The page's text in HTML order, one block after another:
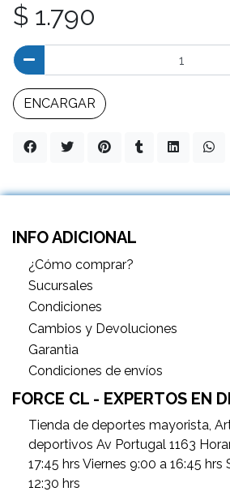
$ 1.790
ENCARGAR
INFO ADICIONAL
¿Cómo comprar?
Sucursales
Condiciones
Cambios y Devoluciones
Garantìa
Condiciones de envíos
FORCE CL - EXPERTOS EN
Tienda de deportes mayorista,
deportivos Av Portugal 1163
17:45 hrs Viernes 9:00 a 16:45 hrs
12:30 hrs